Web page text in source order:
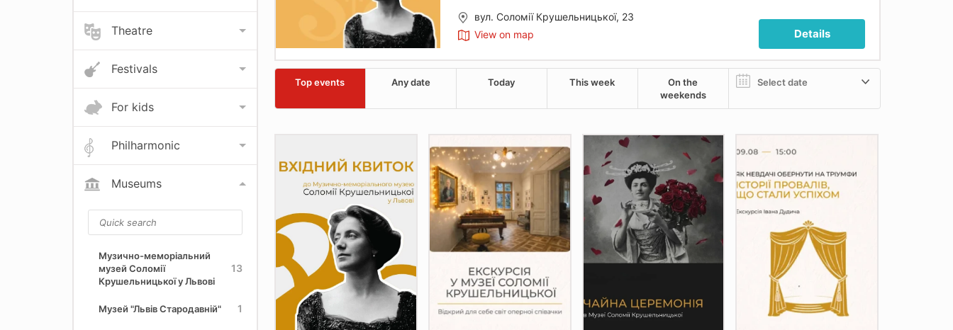
Theatre
Festivals
For kids
Philharmonic
Museums
Музично-меморіальний
музей Соломії
Крушельницької у Львові
13
Музей "Львів Стародавній" 1
вул. Соломії Крушельницької, 23
View on map
Details
Top events Any date Today This week
On the
weekends